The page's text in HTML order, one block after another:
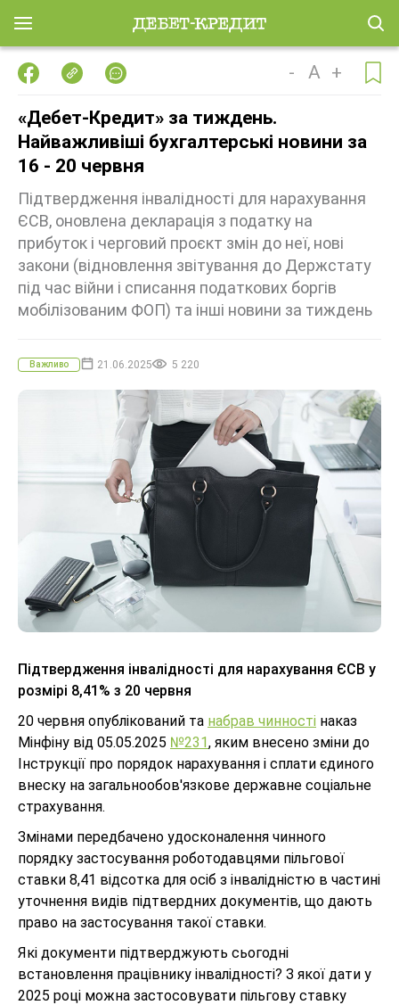
- A +
«Дебет-Кредит» за тиждень.
Найважливіші бухгалтерські новини за
16 - 20 червня
Підтвердження інвалідності для нарахування
ЄСВ, оновлена декларація з податку на
прибуток і черговий проєкт змін до неї, нові
закони (відновлення звітування до Держстату
під час війни і списання податкових боргів
мобілізованим ФОП) та інші новини за тиждень
Важливо 21.06.2025 5 220
Підтвердження інвалідності для нарахування ЄСВ у
розмірі 8,41% з 20 червня
20 червня опублікований та набрав чинності наказ
Мінфіну від 05.05.2025 №231, яким внесено зміни до
Інструкції про порядок нарахування і сплати єдиного
внеску на загальнообов'язкове державне соціальне
страхування.
Змінами передбачено удосконалення чинного
порядку застосування роботодавцями пільгової
ставки 8,41 відсотка для осіб з інвалідністю в частині
уточнення видів підтвердних документів, що дають
право на застосування такої ставки.
Які документи підтверджують сьогодні
встановлення працівнику інвалідності? З якої дати у
2025 році можна застосовувати пільгову ставку